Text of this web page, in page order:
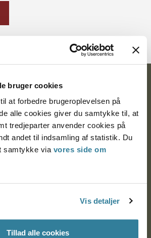
bruger cookies
at forbedre brugeroplevelsen på
alle cookies giver du samtykke til, at
tredjeparter anvender cookies på
andet til indsamling af statistik. Du
samtykke via vores side om
Vis detaljer
Tillad alle cookies